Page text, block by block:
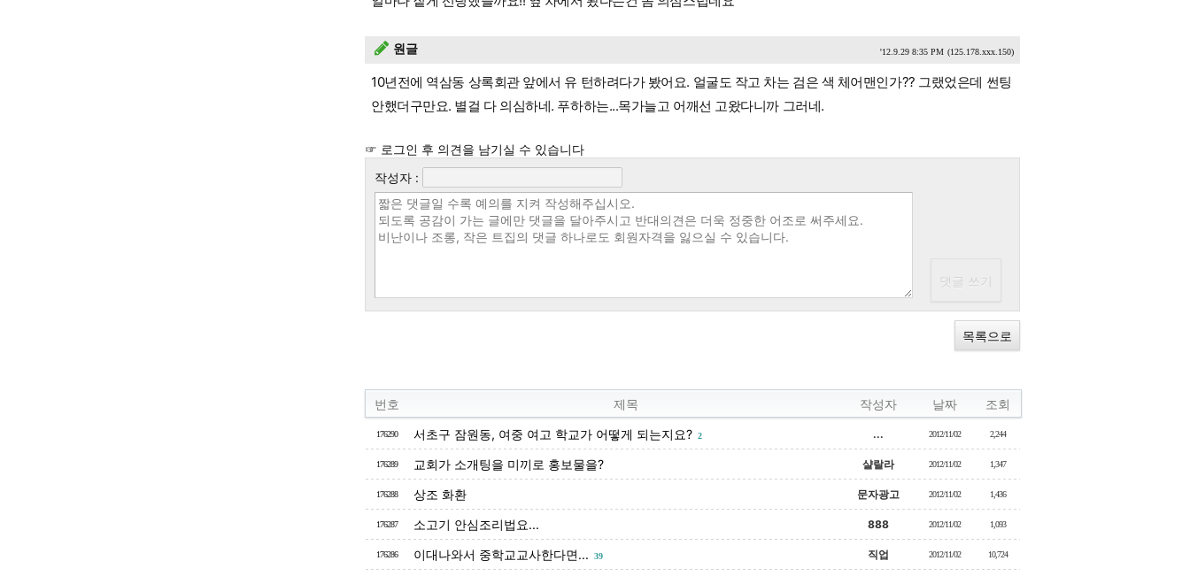
원글 '12.9.29 8:35 PM (125.178.xxx.150)
10년전에 역삼동 상록회관 앞에서 유 턴하려다가 봤어요. 얼굴도 작고 차는 검은 색 체어맨인가?? 그랬었은데 썬팅
안했더구만요. 별걸 다 의심하네. 푸하하는...목가늘고 어깨선 고왔다니까 그러네.
☞ 로그인 후 의견을 남기실 수 있습니다
작성자 :
목록으로
번호 제목 작성자 날짜 조회
176290 서초구 잠원동, 여중 여고 학교가 어떻게 되는지요? 2 ... 2012/11/02 2,244
176289 교회가 소개팅을 미끼로 홍보물을? 샬랄라 2012/11/02 1,347
176288 상조 화환 문자광고 2012/11/02 1,436
176287 소고기 안심조리법요... 888 2012/11/02 1,093
176286 이대나와서 중학교교사한다면... 39 직업 2012/11/02 10,724